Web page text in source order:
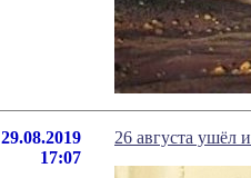
29.08.2019
17:07
26 августа